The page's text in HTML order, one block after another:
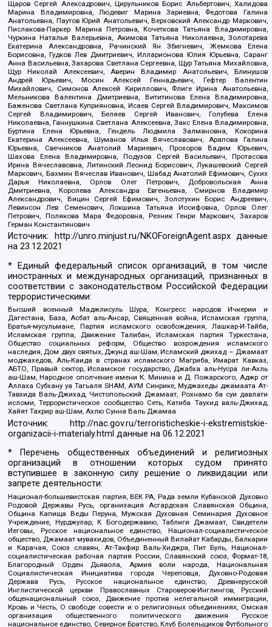
Щаров Сергей Алексадрович, Цирульников Борис Альбертович, Халидова
Марина Владимировна, Людевиг Марина Зариевна, Федотова Галина
Анатольевна, Паутов Юрий Анатольевич, Верховский Александр Маркович,
Пислакова-Паркер Марина Петровна, Кочеткова Татьяна Владимировна,
Чуркина Наталья Валерьевна, Акимова Татьяна Николаевна, Золотарева
Екатерина Александровна, Рачинский Ян Збигневич, Жемкова Елена
Борисовна, Гудков Лев Дмитриевич, Илларионова Юлия Юрьевна, Саранг
Анна Васильевна, Захарова Светлана Сергеевна, Щур Татьяна Михайловна,
Щур Николай Алексеевич, Аверин Владимир Анатольевич, Блинушов
Андрей Юрьевич, Мосин Алексей Геннадьевич, Гефтер Валентин
Михайлович, Симонов Алексей Кириллович, Флиге Ирина Анатольевна,
Мельникова Валентина Дмитриевна, Вититинова Елена Владимировна,
Баженова Светлана Куприяновна, Исаев Сергей Владимирович, Максимов
Сергей Владимирович, Беляев Сергей Иванович, Голубева Елена
Николаевна, Ганнушкина Светлана Алексеевна, Закс Елена Владимировна,
Буртина Елена Юрьевна, Гендель Людмила Залмановна, Кокорина
Екатерина Алексеевна, Шуманов Илья Вячеславович, Арапова Галина
Юрьевна, Свечников Анатолий Мариевич, Прохоров Вадим Юрьевич,
Шахова Елена Владимировна, Подузов Сергей Васильевич, Протасова
Ирина Вячеславовна, Литинский Леонид Борисович, Лукашевский Сергей
Маркович, Бахмин Вячеслав Иванович, Шабад Анатолий Ефимович, Сухих
Дарья Николаевна, Орлов Олег Петрович, Добровольская Анна
Дмитриевна, Королева Александра Евгеньевна, Смирнов Владимир
Александрович, Вицин Сергей Ефимович, Золотухин Борис Андреевич,
Левинсон Лев Семенович, Локшина Татьяна Иосифовна, Орлов Олег
Петрович, Полякова Мара Федоровна, Резник Генри Маркович, Захаров
Герман Константинович
Источник: http://unro.minjust.ru/NKOForeignAgent.aspxданные
на23.12.2021
* Единый федеральный список организаций, в том числе
иностранных и международных организаций, признанных в
соответствии с законодательством Российской Федерации
террористическими:
Высший военный Маджлисуль Шура, Конгресс народов Ичкерии и
Дагестана, База, Асбат аль-Ансар, Священная война, Исламская группа,
Братья-мусульмане, Партия исламского освобождения, Лашкар-И-Тайба,
Исламская группа, Движение Талибан, Исламская партия Туркестана,
Общество социальных реформ, Общество возрождения исламского
наследия, Дом двух святых, Джунд аш-Шам, Исламский джихад – Джамаат
моджахедов, Аль-Каида в странах исламского Магриба, Имарат Кавказ,
АБТО, Правый сектор, Исламское государство, Джабха аль-Нусра ли-Ахль
аш-Шам, Народное ополчение имени К. Минина и Д. Пожарского, Аджр от
Аллаха Субхану уа Тагьаля SHAM, АУМ Синрике, Муджахеды джамаата Ат-
Тавхида Валь-Джихад, Чистопольский Джамаат, Рохнамо ба суи давлати
исломи, Террористическое сообщество Сеть, Катиба Таухид валь-Джихад,
Хайят Тахрир аш-Шам, Ахлю Сунна Валь Джамаа
Источник:
http://nac.gov.ru/terroristicheskie-i-ekstremistskie-
organizacii-i-materialy.html данные на06.12.2021
* Перечень общественных объединений и религиозных
организаций в отношении которых судом принято
вступившее в законную силу решение о ликвидации или
запрете деятельности:
Национал-большевистская партия, ВЕК РА, Рада земли Кубанской Духовно
Родовой Державы Русь, организация Асгардская Славянская Община,
Община Капища Веды Перуна, Мужская Духовная Семинария Духовное
Учреждение, Нурджулар, К Богодержавию, Таблиги Джамаат, Свидетели
Иеговы, Русское национальное единство, Национал-социалистическое
общество, Джамаат мувахидов, Объединенный Вилайат Кабарды, Балкарии
и Карачая, Союз славян, Ат-Такфир Валь-Хиджра, Пит Буль, Национал-
социалистическая рабочая партия России, Славянский союз, Формат-18,
Благородный Орден Дьявола, Армия воли народа, Национальная
Социалистическая Инициатива города Череповца, Духовно-Родовая
Держава Русь, Русское национальное единство, Древнерусской
Инглистической церкви Православных Староверов-Инглингов, Русский
общенациональный союз, Движение против нелегальной иммиграции,
Кровь и Честь, О свободе совести и о религиозных объединениях, Омская
организация общественного политического движения Русское
национальное единство, Северное Братство, Клуб Болельщиков Футбольного